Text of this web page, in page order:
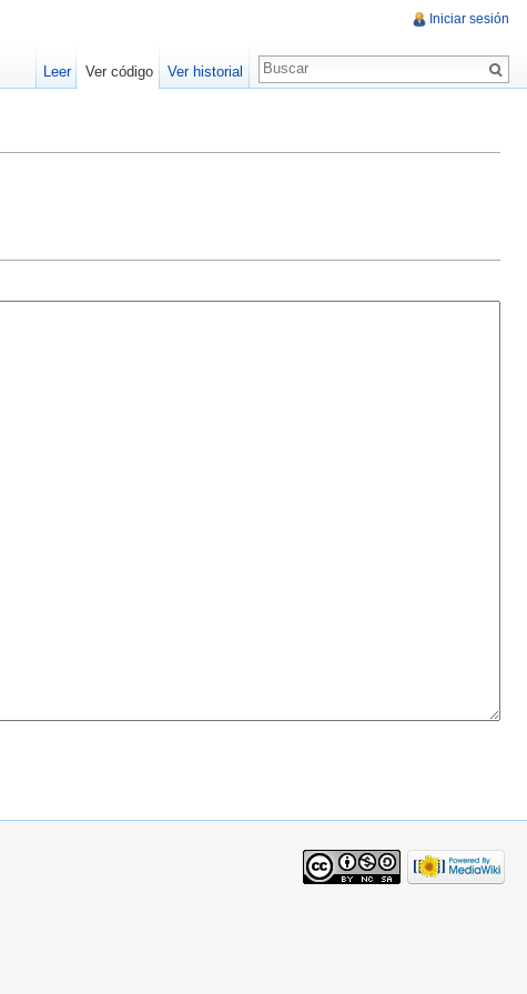
Iniciar sesión
Leer Ver código Ver historial